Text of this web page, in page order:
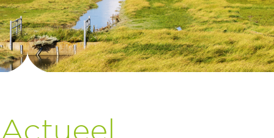
Actueel